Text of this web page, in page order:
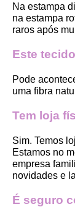
Na estampa
na estampa
raros após
Este
Pode
uma fibra
Tem loja
Sim. Temos
Estamos no
empresa
novidades e
É seguro